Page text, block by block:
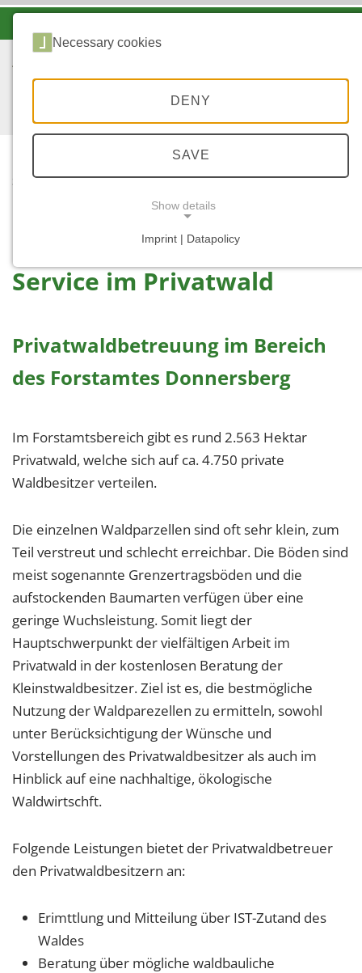
STARTSEITE
...
Service im Privatwald
Privatwaldbetreuung im Bereich
des Forstamtes Donnersberg
Im Forstamtsbereich gibt es rund 2.563 Hektar
Privatwald, welche sich auf ca. 4.750 private
Waldbesitzer verteilen.
Die einzelnen Waldparzellen sind oft sehr klein, zum
Teil verstreut und schlecht erreichbar. Die Böden sind
meist sogenannte Grenzertragsböden und die
aufstockenden Baumarten verfügen über eine
geringe Wuchsleistung. Somit liegt der
Hauptschwerpunkt der vielfältigen Arbeit im
Privatwald in der kostenlosen Beratung der
Kleinstwaldbesitzer. Ziel ist es, die bestmögliche
Nutzung der Waldparezellen zu ermitteln, sowohl
unter Berücksichtigung der Wünsche und
Vorstellungen des Privatwaldbesitzer als auch im
Hinblick auf eine nachhaltige, ökologische
Waldwirtschft.
Folgende Leistungen bietet der Privatwaldbetreuer
den Privatwaldbesitzern an:
Erimttlung und Mitteilung über IST-Zutand des
Waldes
Beratung über mögliche waldbauliche
Necessary cookies
DENY
SAVE
Show details
Imprint | Datapolicy